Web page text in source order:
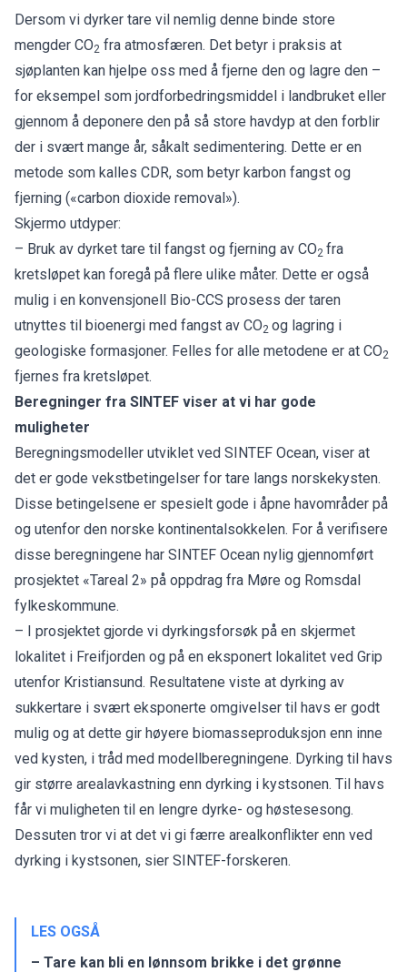
Dersom vi dyrker tare vil nemlig denne binde store
mengder CO2 fra atmosfæren. Det betyr i praksis at
sjøplanten kan hjelpe oss med å fjerne den og lagre den –
for eksempel som jordforbedringsmiddel i landbruket eller
gjennom å deponere den på så store havdyp at den forblir
der i svært mange år, såkalt sedimentering. Dette er en
metode som kalles CDR, som betyr karbon fangst og
fjerning («carbon dioxide removal»).
Skjermo utdyper:
– Bruk av dyrket tare til fangst og fjerning av CO2 fra
kretsløpet kan foregå på flere ulike måter. Dette er også
mulig i en konvensjonell Bio-CCS prosess der taren
utnyttes til bioenergi med fangst av CO2 og lagring i
geologiske formasjoner. Felles for alle metodene er at CO2
fjernes fra kretsløpet.
Beregninger fra SINTEF viser at vi har gode
muligheter
Beregningsmodeller utviklet ved SINTEF Ocean, viser at
det er gode vekstbetingelser for tare langs norskekysten.
Disse betingelsene er spesielt gode i åpne havområder på
og utenfor den norske kontinentalsokkelen. For å verifisere
disse beregningene har SINTEF Ocean nylig gjennomført
prosjektet «Tareal 2» på oppdrag fra Møre og Romsdal
fylkeskommune.
– I prosjektet gjorde vi dyrkingsforsøk på en skjermet
lokalitet i Freifjorden og på en eksponert lokalitet ved Grip
utenfor Kristiansund. Resultatene viste at dyrking av
sukkertare i svært eksponerte omgivelser til havs er godt
mulig og at dette gir høyere biomasseproduksjon enn inne
ved kysten, i tråd med modellberegningene. Dyrking til havs
gir større arealavkastning enn dyrking i kystsonen. Til havs
får vi muligheten til en lengre dyrke- og høstesesong.
Dessuten tror vi at det vi gi færre arealkonflikter enn ved
dyrking i kystsonen, sier SINTEF-forskeren.
LES OGSÅ
– Tare kan bli en lønnsom brikke i det grønne